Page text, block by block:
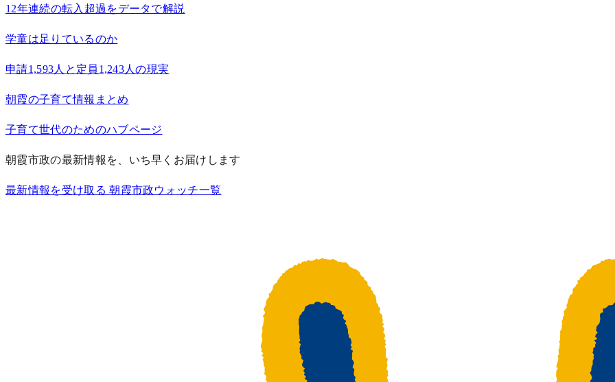
12年連続の転入超過をデータで解説
学童は足りているのか
申請1,593人と定員1,243人の現実
朝霞の子育て情報まとめ
子育て世代のためのハブページ
朝霞市政の最新情報を、いち早くお届けします
最新情報を受け取る朝霞市政ウォッチ一覧